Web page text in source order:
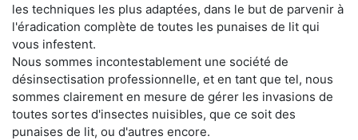
les techniques les plus adaptées, dans le but de parvenir à
l'éradication complète de toutes les punaises de lit qui
vous infestent.
Nous sommes incontestablement une société de
désinsectisation professionnelle, et en tant que tel, nous
sommes clairement en mesure de gérer les invasions de
toutes sortes d'insectes nuisibles, que ce soit des
punaises de lit, ou d'autres encore.